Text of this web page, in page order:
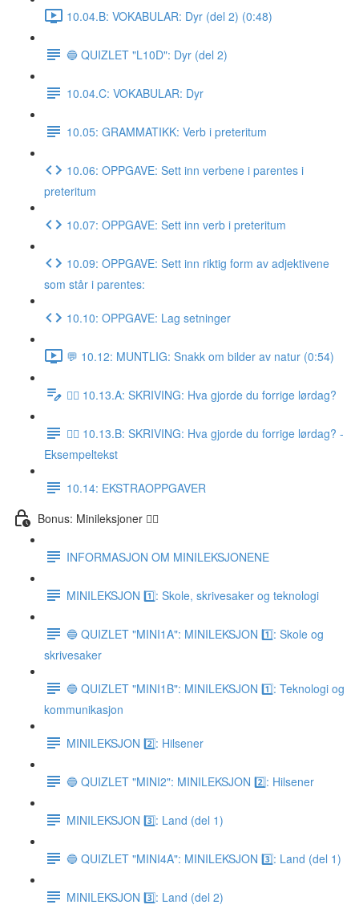
10.04.B: VOKABULAR: Dyr (del 2) (0:48)
🔵 QUIZLET "L10D": Dyr (del 2)
10.04.C: VOKABULAR: Dyr
10.05: GRAMMATIKK: Verb i preteritum
10.06: OPPGAVE: Sett inn verbene i parentes i
preteritum
10.07: OPPGAVE: Sett inn verb i preteritum
10.09: OPPGAVE: Sett inn riktig form av adjektivene
som står i parentes:
10.10: OPPGAVE: Lag setninger
💬 10.12: MUNTLIG: Snakk om bilder av natur (0:54)
✍🏼 10.13.A: SKRIVING: Hva gjorde du forrige lørdag?
✍🏼 10.13.B: SKRIVING: Hva gjorde du forrige lørdag? -
Eksempeltekst
10.14: EKSTRAOPPGAVER
Bonus: Minileksjoner 👌🏻
INFORMASJON OM MINILEKSJONENE
MINILEKSJON 1️⃣: Skole, skrivesaker og teknologi
🔵 QUIZLET "MINI1A": MINILEKSJON 1️⃣: Skole og
skrivesaker
🔵 QUIZLET "MINI1B": MINILEKSJON 1️⃣: Teknologi og
kommunikasjon
MINILEKSJON 2️⃣: Hilsener
🔵 QUIZLET "MINI2": MINILEKSJON 2️⃣: Hilsener
MINILEKSJON 3️⃣: Land (del 1)
🔵 QUIZLET "MINI4A": MINILEKSJON 3️⃣: Land (del 1)
MINILEKSJON 3️⃣: Land (del 2)